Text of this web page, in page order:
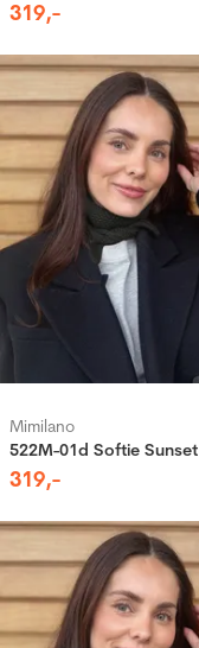
319,-
Mimilano
522M-01d Softie Sunset
319,-